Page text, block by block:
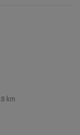
km